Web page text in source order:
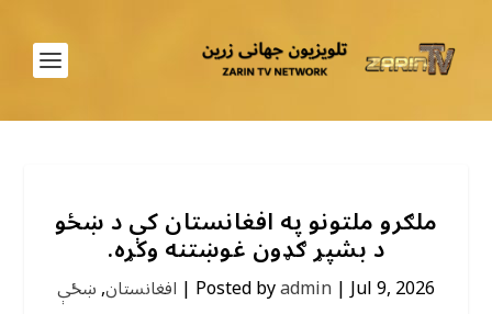
ملګرو ملتونو په افغانستان کې د ښځو
د بشپړ ګډون غوښتنه وکړه.
Posted byadmin |Jul 9, 2026
| افغانستان,ښځې